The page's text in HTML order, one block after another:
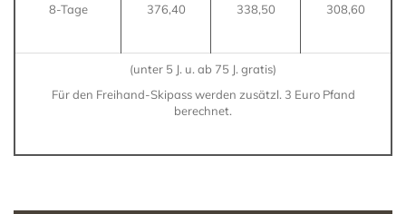
8-Tage 376,40 338,50 308,60
(unter 5 J. u. ab 75 J. gratis)
Für den Freihand-Skipass werden zusätzl. 3 Euro Pfand
berechnet.